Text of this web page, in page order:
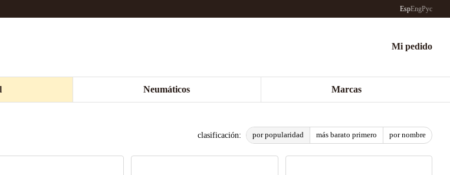
EspEngРус
Mi pedido
Neumáticos Marcas
clasificación: por popularidad más barato primero por nombre